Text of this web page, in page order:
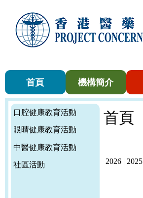
首頁 機構簡介
口腔健康教育活動
眼睛健康教育活動
中醫健康教育活動
社區活動
首頁
2026 | 2025